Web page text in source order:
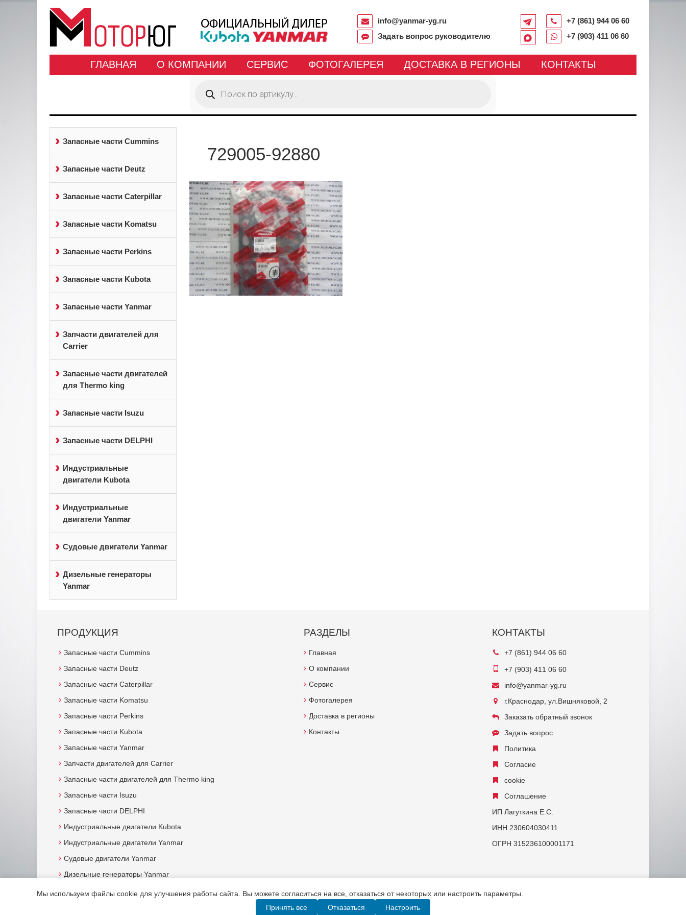
+7 (861) 944 06 60
+7 (903) 411 06 60
info@yanmar-yg.ru
Задать вопрос руководителю
ГЛАВНАЯ О КОМПАНИИ СЕРВИС ФОТОГАЛЕРЕЯ ДОСТАВКА В РЕГИОНЫ КОНТАКТЫ
товаров
Запасные части Cummins
Запасные части Deutz
Запасные части Caterpillar
Запасные части Komatsu
Запасные части Perkins
Запасные части Kubota
Запасные части Yanmar
Запчасти двигателей для
Carrier
Запасные части двигателей
для Thermo king
Запасные части Isuzu
Запасные части DELPHI
Индустриальные
двигатели Kubota
Индустриальные
двигатели Yanmar
Судовые двигатели Yanmar
Дизельные генераторы
Yanmar
729005-92880
ПРОДУКЦИЯ
Запасные части Cummins
Запасные части Deutz
Запасные части Caterpillar
Запасные части Komatsu
Запасные части Perkins
Запасные части Kubota
Запасные части Yanmar
Запчасти двигателей для Carrier
Запасные части двигателей для Thermo king
Запасные части Isuzu
Запасные части DELPHI
Индустриальные двигатели Kubota
Индустриальные двигатели Yanmar
Судовые двигатели Yanmar
Дизельные генераторы Yanmar
РАЗДЕЛЫ
Главная
О компании
Сервис
Фотогалерея
Доставка в регионы
Контакты
КОНТАКТЫ
+7 (861) 944 06 60
+7 (903) 411 06 60
info@yanmar-yg.ru
г.Краснодар, ул.Вишняковой, 2
Заказать обратный звонок
Задать вопрос
Политика
Согласие
cookie
Соглашение
ИП Лагуткина Е.С.
ИНН 230604030411
ОГРН 315236100001171
Мы используем файлы cookie для улучшения работы сайта. Вы можете согласиться на все, отказаться от некоторых или настроить параметры.
Принять все
Отказаться Настроить